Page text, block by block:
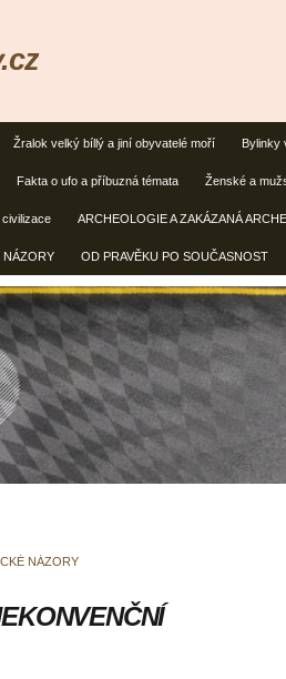
Žralok velký bíllý a jiní obyvatelé moří Bylinky
Fakta o ufo a příbuzná témata Ženské a
civilizace ARCHEOLOGIE A ZAKÁZANÁ
NÁZORY OD PRAVĚKU PO SOUČASNOST
NÁZORY